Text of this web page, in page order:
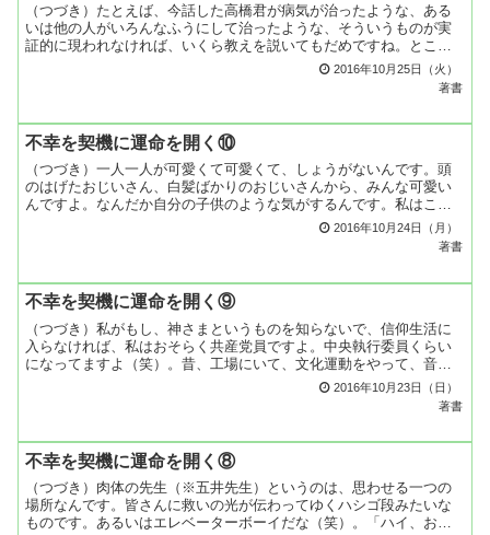
（つづき）たとえば、今話した高橋君が病気が治ったような、ある
いは他の人がいろんなふうにして治ったような、そういうものが実
証的に現われなければ、いくら教えを説いてもだめですね。ところ
が教えを説いているうちに、みんな幸福になってくる。生活が安
2016年10月25日（火）
著書
不幸を契機に運命を開く⑩
（つづき）一人一人が可愛くて可愛くて、しょうがないんです。頭
のはげたおじいさん、白髪ばかりのおじいさんから、みんな可愛い
んですよ。なんだか自分の子供のような気がするんです。私はこの
世の齢（よわい）は、かぞえで４３歳、満で４１歳だけど、いつ
2016年10月24日（月）
著書
不幸を契機に運命を開く⑨
（つづき）私がもし、神さまというものを知らないで、信仰生活に
入らなければ、私はおそらく共産党員ですよ。中央執行委員くらい
になってますよ（笑）。昔、工場にいて、文化運動をやって、音楽
を教えたり、文芸のことを教えたり、いろんな活動をやったんで
2016年10月23日（日）
著書
不幸を契機に運命を開く⑧
（つづき）肉体の先生（※五井先生）というのは、思わせる一つの
場所なんです。皆さんに救いの光が伝わってゆくハシゴ段みたいな
ものです。あるいはエレベーターボーイだな（笑）。「ハイ、お次